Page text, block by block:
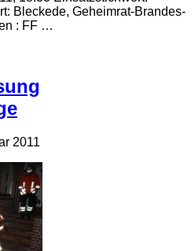
Bleckede, Geheimrat-Brandes-
: FF …
2011